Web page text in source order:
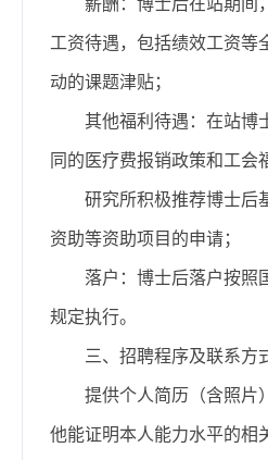
工资待遇，包括绩效工资等
动的课题津贴；
其他福利待遇：在站博
同的医疗费报销政策和工会
研究所积极推荐博士后
资助等资助项目的申请；
落户：博士后落户按照
规定执行。
三、招聘程序及联系方
提供个人简历（含照片
他能证明本人能力水平的相